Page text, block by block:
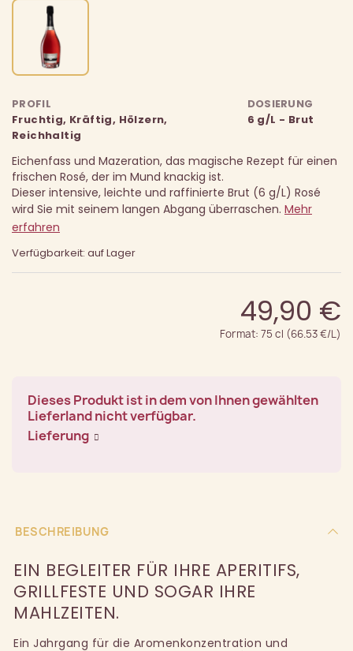
PROFIL
Fruchtig, Kräftig, Hölzern,
Reichhaltig
DOSIERUNG
6 g/L - Brut
Eichenfass und Mazeration, das magische Rezept für einen
frischen Rosé, der im Mund knackig ist.
Dieser intensive, leichte und raffinierte Brut (6 g/L) Rosé
wird Sie mit seinem langen Abgang überraschen. Mehr
erfahren
Verfügbarkeit: auf Lager
49,90 €
Format: 75 cl (66.53 €/L)
Dieses Produkt ist in dem von Ihnen gewählten
Lieferland nicht verfügbar.
Lieferung
BESCHREIBUNG
EIN BEGLEITER FÜR IHRE APERITIFS,
GRILLFESTE UND SOGAR IHRE
MAHLZEITEN.
Ein Jahrgang für die Aromenkonzentration und